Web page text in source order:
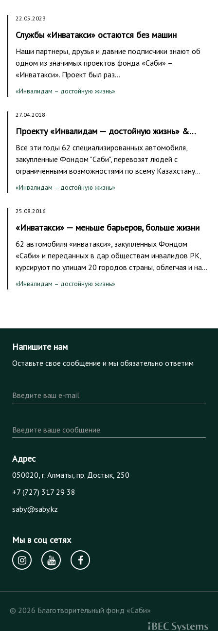
22.05.2023
Службы «Инватакси» остаются без машин
Наши партнеры, друзья и давние подписчики знают об
одном из значимых проектов фонда «Саби» –
«Инватакси». Проект был раз…
«Инвалидам – достойную жизнь»
27.04.2018
Проекту «Инвалидам — достойную жизнь» &…
Все эти годы 62 специализированных автомобиля,
закупленные Фондом "Саби", перевозят людей с
ограниченными возможностями по всему Казахстану…
«Инвалидам – достойную жизнь»
25.08.2016
«Инватакси» — меньше барьеров, больше жизни
62 автомобиля «инватакси», закупленных Фондом
«Саби» и переданных в дар обществам инвалидов РК,
курсируют по улицам 20 городов страны, облегчая и на…
«Инвалидам – достойную жизнь»
Напишите нам
Оставьте свое сообщение и мы обязательно ответим
Введите ваш e-mail
Введите ваше сообщение
Адрес
050020, г. Алматы, пр. Достык, 250
+7 (727) 317 29 38
saby@saby.kz
Мы в соц сетях
© 2026 Благотворительный фонд «Саби»